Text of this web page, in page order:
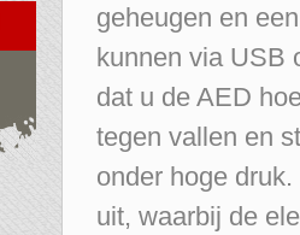
geheugen en
kunnen via USB
dat u de AED
tegen vallen en
onder hoge
uit, waarbij de